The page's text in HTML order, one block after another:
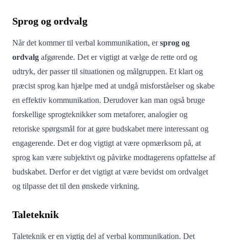
Sprog og ordvalg
Når det kommer til verbal kommunikation, ersprog og
ordvalg afgørende. Det er vigtigt at vælge de rette ord og
udtryk, der passer til situationen og målgruppen. Et klart og
præcist sprog kan hjælpe med at undgå misforståelser og skabe
en effektiv kommunikation. Derudover kan man også bruge
forskellige sprogteknikker som metaforer, analogier og
retoriske spørgsmål for at gøre budskabet mere interessant og
engagerende. Det er dog vigtigt at være opmærksom på, at
sprog kan være subjektivt og påvirke modtagerens opfattelse af
budskabet. Derfor er det vigtigt at være bevidst om ordvalget
og tilpasse det til den ønskede virkning.
Taleteknik
Taleteknik er en vigtig del af verbal kommunikation. Det